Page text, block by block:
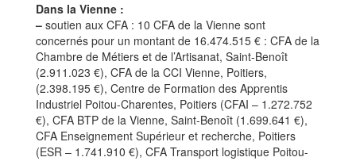
Dans la Vienne :
– soutien aux CFA : 10 CFA de la Vienne sont
concernés pour un montant de 16.474.515 € : CFA de la
Chambre de Métiers et de l’Artisanat, Saint-Benoît
(2.911.023 €), CFA de la CCI Vienne, Poitiers,
(2.398.195 €), Centre de Formation des Apprentis
Industriel Poitou-Charentes, Poitiers (CFAI – 1.272.752
€), CFA BTP de la Vienne, Saint-Benoît (1.699.641 €),
CFA Enseignement Supérieur et recherche, Poitiers
(ESR – 1.741.910 €), CFA Transport logistique Poitou-